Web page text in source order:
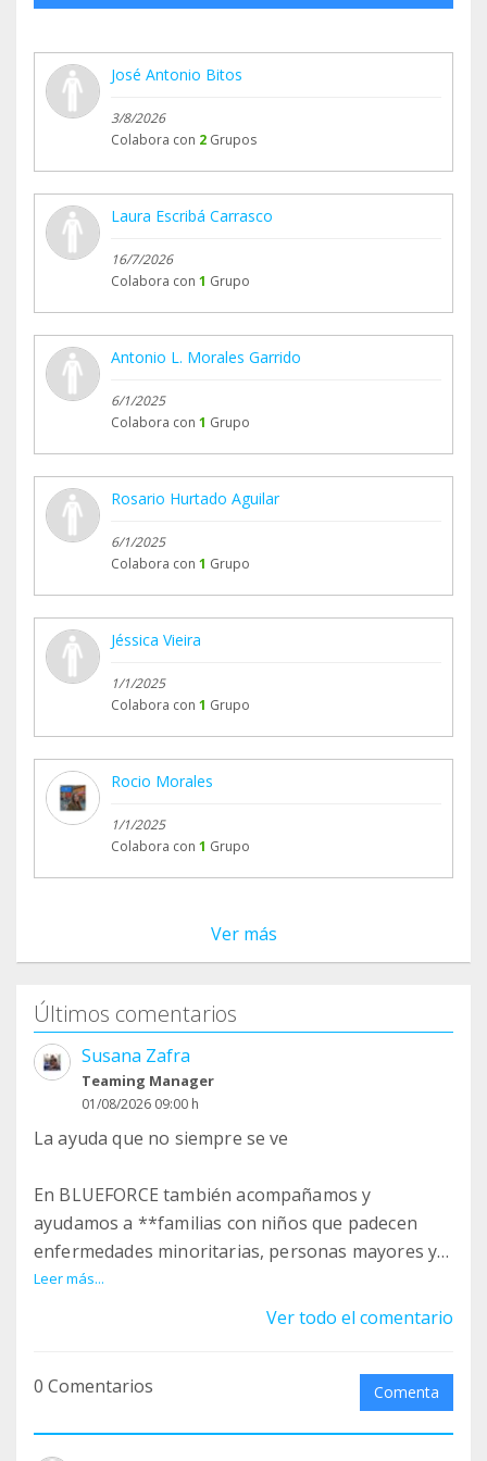
combustible, herramientas y medios para poder
llegar allí donde más nos necesiten.**
Porque cuando el fuego lo amenaza todo, la
terreno.
José Antonio Bitos
3/8/2026
Colabora con 2 Grupos
Laura Escribá Carrasco
16/7/2026
Colabora con 1 Grupo
Antonio L. Morales Garrido
6/1/2025
Colabora con 1 Grupo
Rosario Hurtado Aguilar
6/1/2025
Colabora con 1 Grupo
Jéssica Vieira
1/1/2025
Colabora con 1 Grupo
Rocio Morales
1/1/2025
Colabora con 1 Grupo
Ver más
Últimos comentarios
Susana Zafra
Teaming Manager
01/08/2026 09:00 h
La ayuda que no siempre se ve
En BLUEFORCE también acompañamos y
ayudamos a **familias con niños que padecen
enfermedades minoritarias, personas mayores y
otras personas que atraviesan situaciones
nuestras redes sociales. No publicamos
Leer más...
Ver todo el comentario
0 Comentarios Comenta